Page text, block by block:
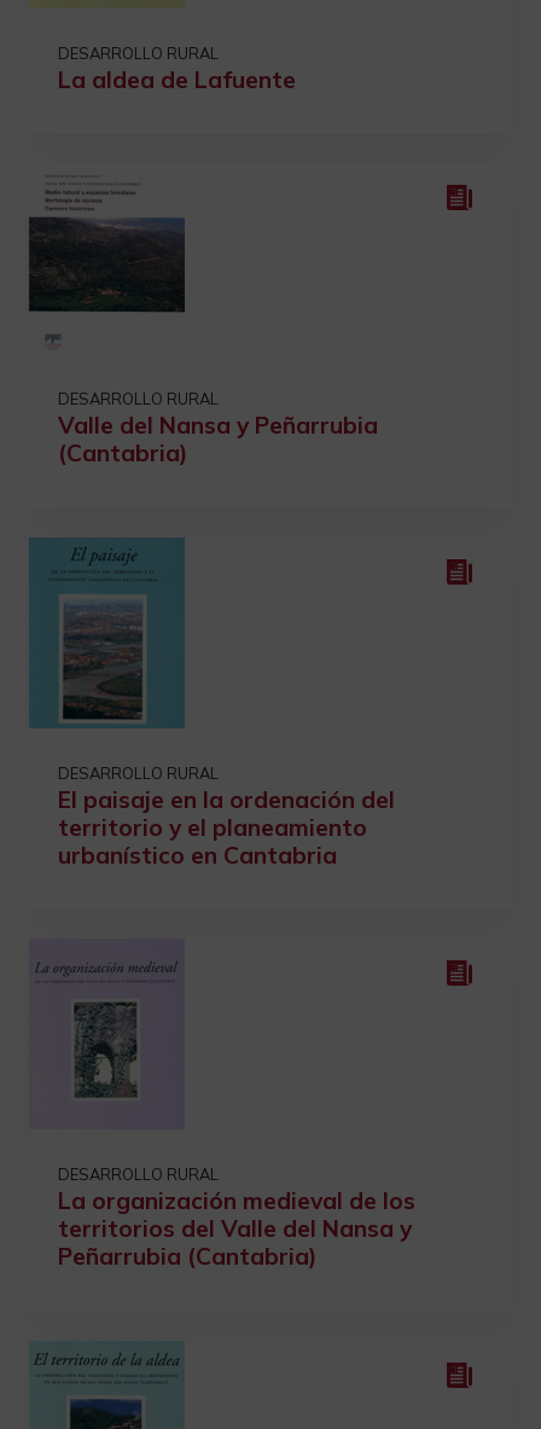
DESARROLLO RURAL
La aldea de Lafuente
DESARROLLO RURAL
Valle del Nansa y Peñarrubia
(Cantabria)
DESARROLLO RURAL
El paisaje en la ordenación del
territorio y el planeamiento
urbanístico en Cantabria
DESARROLLO RURAL
La organización medieval de los
territorios del Valle del Nansa y
Peñarrubia (Cantabria)